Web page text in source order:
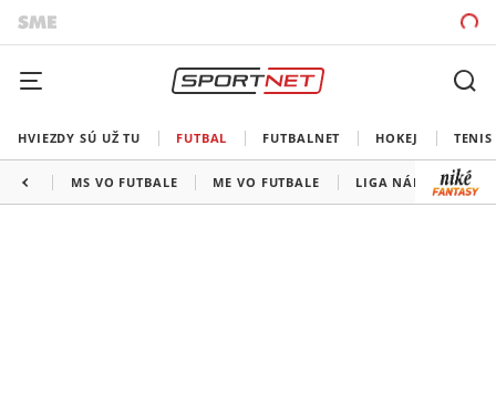
HVIEZDY SÚ UŽ TU FUTBAL FUTBALNET HOKEJ TENIS
MS VO FUTBALE ME VO FUTBALE LIGA NÁRODOV